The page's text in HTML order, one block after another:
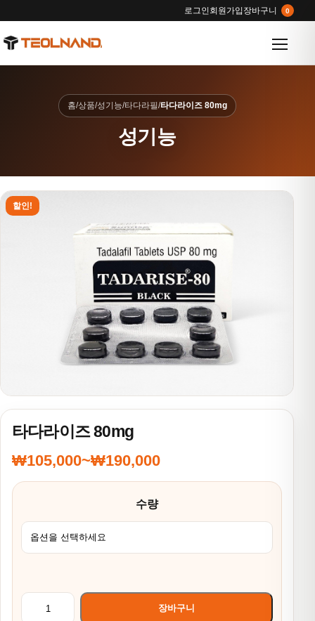
로그인회원가입장바구니 0
홈/상품/성기능/타다라필/타다라이즈 80mg
성기능
할인!
타다라이즈 80mg
₩105,000~₩190,000
가격 범위: ₩105,000~₩190,000
수량
타다라이즈 80mg 수량
장바구니